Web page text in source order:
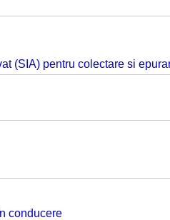
(SIA) pentru colectare si
conducere